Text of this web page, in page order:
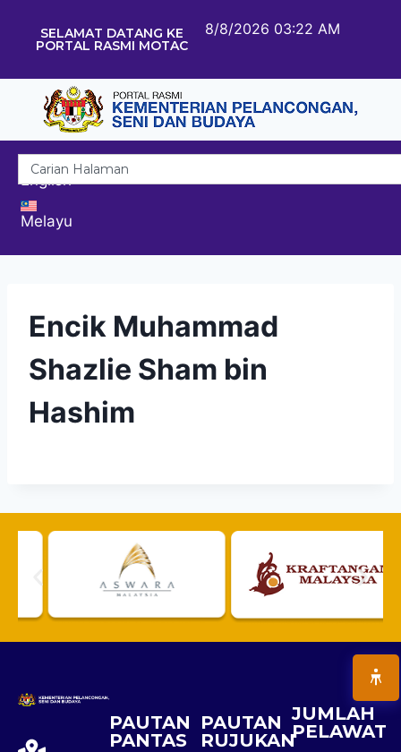
SELAMAT DATANG KE
PORTAL RASMI MOTAC
8/8/2026 03:22 AM
English
Melayu
Encik Muhammad
Shazlie Sham bin
Hashim
PAUTAN
PANTAS
PAUTAN
RUJUKAN
JUMLAH
PELAWAT